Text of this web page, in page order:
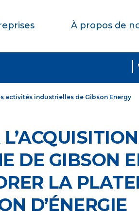
À propos de
activités industrielles de Gibson Energy
DE GIBSON
LA
D’ÉNERGIE